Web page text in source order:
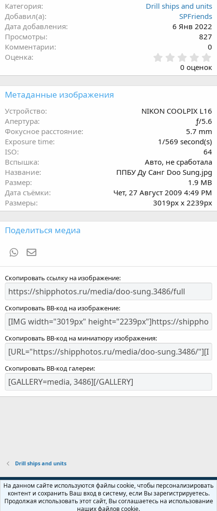
Категория
Drill ships and units
Добавил(а)
SPFriends
Дата добавления
6 Янв 2022
Просмотры
827
Комментарии
0
Оценка
.
0
0 оценок
Метаданные изображения
Устройство
NIKON COOLPIX L16
Апертура
ƒ/5.6
Фокусное расстояние
5.7 mm
Exposure time
1/569 second(s)
ISO
64
Вспышка
Авто, не сработала
Название
ППБУ Ду Санг Doo Sung.jpg
Размер
1.9 MB
Дата съёмки
Чет, 27 Август 2009 4:49 PM
Размеры
3019px x 2239px
Поделиться медиа
WhatsApp
Скопировать ссылку на изображение
Скопировать BB-код на изображение
Скопировать BB-код на миниатюру изображения
Скопировать BB-код галереи
Drill ships and units
Russian (RU)
Обратная связь
Условия и правила
Политика конфиденциальности
Помощь
На данном сайте используются файлы cookie, чтобы персонализировать
контент и сохранить Ваш вход в систему, если Вы зарегистрируетесь.
Продолжая использовать этот сайт, Вы соглашаетесь на использование
наших файлов cookie.